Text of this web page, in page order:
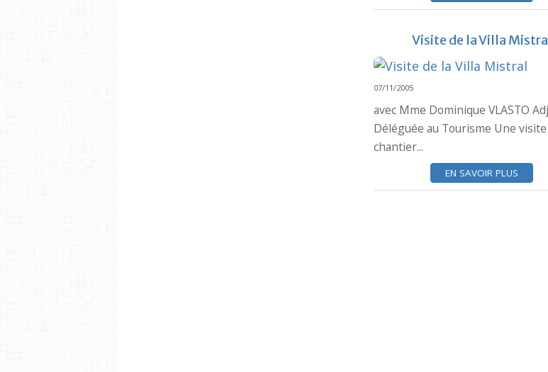
Visite de la Villa
07/11/2005
avec Mme Dominique VLASTO
Déléguée au Tourisme Une
chantier...
EN SAVOIR PLUS